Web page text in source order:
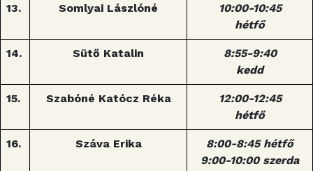
13. Somlyai Lászlóné
10:00-10:45
hétfő
14. Sütő Katalin
8:55-9:40
kedd
15. Szabóné Katócz Réka
12:00-12:45
hétfő
16. Száva Erika
8:00-8:45 hétfő
9:00-10:00 szerda